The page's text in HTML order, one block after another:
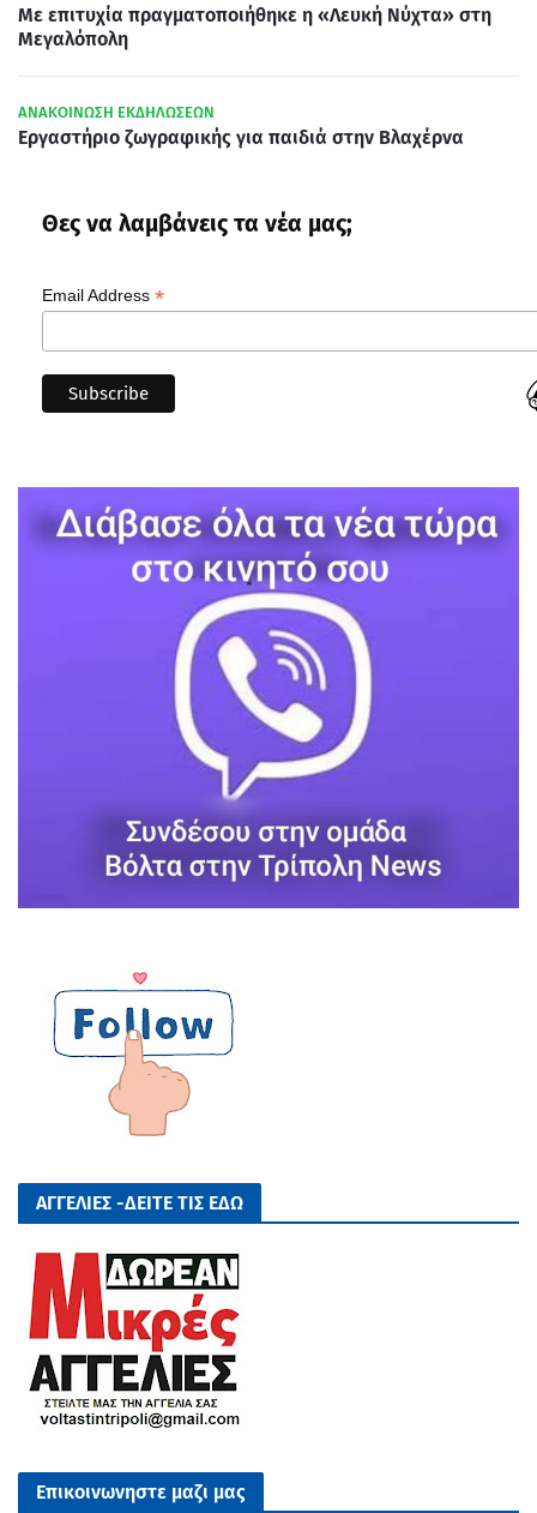
Με επιτυχία πραγματοποιήθηκε η «Λευκή Νύχτα» στη
Μεγαλόπολη
ΑΝΑΚΟΙΝΩΣΗ ΕΚΔΗΛΩΣΕΩΝ
Εργαστήριο ζωγραφικής για παιδιά στην Βλαχέρνα
Θες να λαμβάνεις τα νέα μας;
Email Address *
ΑΓΓΕΛΙΕΣ -ΔΕΙΤΕ ΤΙΣ ΕΔΩ
Επικοινωνηστε μαζι μας